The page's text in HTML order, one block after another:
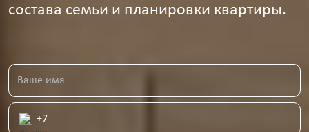
состава семьи и планировки квартиры.